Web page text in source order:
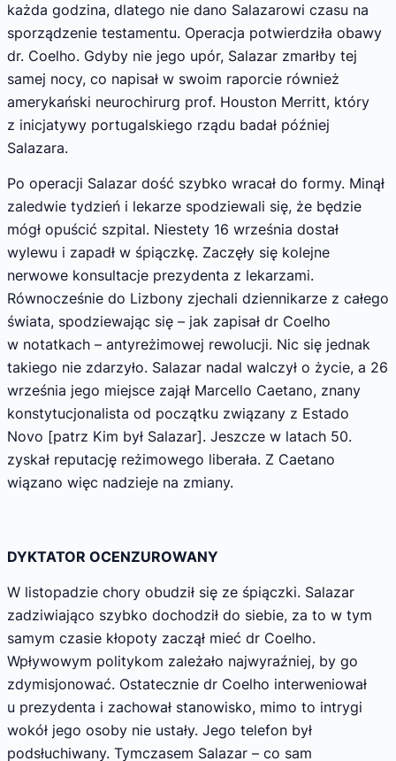
każda godzina, dlatego nie dano Salazarowi czasu na
sporządzenie testamentu. Operacja potwierdziła obawy
dr. Coelho. Gdyby nie jego upór, Salazar zmarłby tej
samej nocy, co napisał w swoim raporcie również
amerykański neurochirurg prof. Houston Merritt, który
z inicjatywy portugalskiego rządu badał później
Salazara.
Po operacji Salazar dość szybko wracał do formy. Minął
zaledwie tydzień i lekarze spodziewali się, że będzie
mógł opuścić szpital. Niestety 16 września dostał
wylewu i zapadł w śpiączkę. Zaczęły się kolejne
nerwowe konsultacje prezydenta z lekarzami.
Równocześnie do Lizbony zjechali dziennikarze z całego
świata, spodziewając się – jak zapisał dr Coelho
w notatkach – antyreżimowej rewolucji. Nic się jednak
takiego nie zdarzyło. Salazar nadal walczył o życie, a 26
września jego miejsce zajął Marcello Caetano, znany
konstytucjonalista od początku związany z Estado
Novo [patrz Kim był Salazar]. Jeszcze w latach 50.
zyskał reputację reżimowego liberała. Z Caetano
wiązano więc nadzieje na zmiany.
DYKTATOR OCENZUROWANY
W listopadzie chory obudził się ze śpiączki. Salazar
zadziwiająco szybko dochodził do siebie, za to w tym
samym czasie kłopoty zaczął mieć dr Coelho.
Wpływowym politykom zależało najwyraźniej, by go
zdymisjonować. Ostatecznie dr Coelho interweniował
u prezydenta i zachował stanowisko, mimo to intrygi
wokół jego osoby nie ustały. Jego telefon był
podsłuchiwany. Tymczasem Salazar – co sam